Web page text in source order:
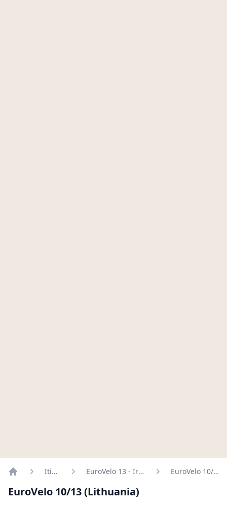
Itinéraires EuroVelo 13 - Iron Curtain Trail EuroVelo 10/13 (Lithuania)
EuroVelo 10/13 (Lithuania)